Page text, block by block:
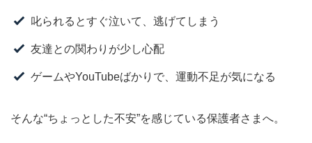
叱られるとすぐ泣いて、逃げてしまう
友達との関わりが少し心配
ゲームやYouTubeばかりで、運動不足が気になる
そんな“ちょっとした不安”を感じている保護者さまへ。